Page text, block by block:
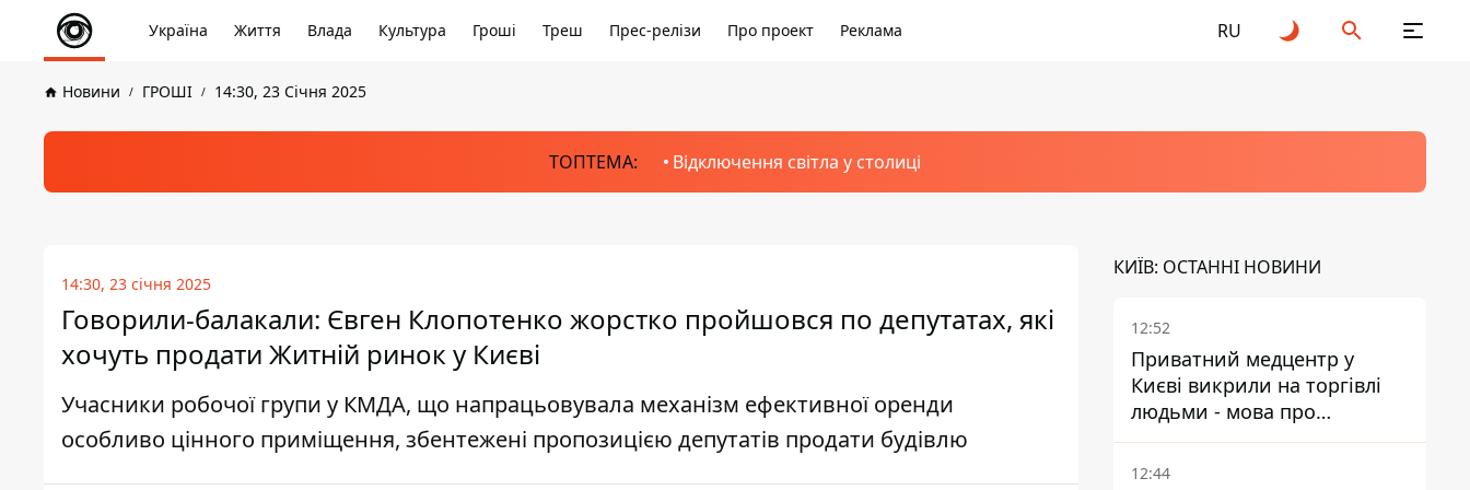
Україна Життя Влада Культура Гроші Треш Прес-релізи Про проект Реклама RU
Новини ГРОШІ 14:30, 23 Січня 2025
ТОПТЕМА: Відключення світла у столиці
14:30, 23 січня 2025
Говорили-балакали: Євген Клопотенко жорстко пройшовся по депутатах, які
хочуть продати Житній ринок у Києві
Учасники робочої групи у КМДА, що напрацьовувала механізм ефективної оренди
особливо цінного приміщення, збентежені пропозицією депутатів продати будівлю
КИЇВ: ОСТАННІ НОВИНИ
12:52
Приватний медцентр у
Києві викрили на торгівлі
людьми - мова про
сурогатне материнство
12:44